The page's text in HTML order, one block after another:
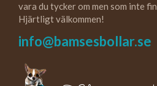
vara du tycker om men som inte
Hjärtligt välkommen!
info@bamsesbollar.se